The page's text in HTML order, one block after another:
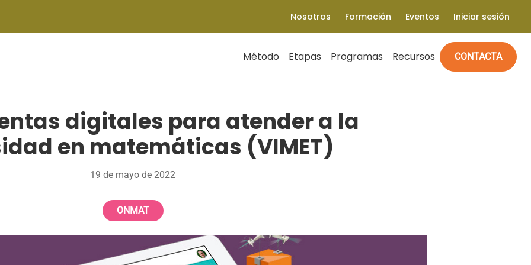
Nosotros Formación Eventos Iniciar sesión
Método Etapas Programas Recursos CONTACTA
digitales para atender a la
en matemáticas (VIMET)
19 de mayo de 2022
ONMAT